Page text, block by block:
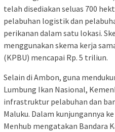
telah disediakan seluas 700
pelabuhan logistik dan
perikanan dalam satu lokasi.
menggunakan skema kerja
(KPBU) mencapai Rp. 5 triliun.
Selain di Ambon, guna
Lumbung Ikan Nasional,
infrastruktur pelabuhan dan
Maluku. Dalam kunjungannya
Menhub mengatakan Bandara